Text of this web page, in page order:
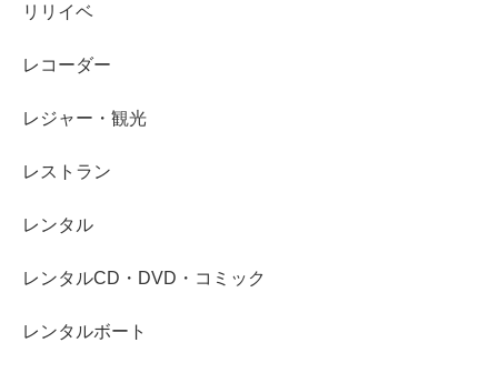
リリイベ
レコーダー
レジャー・観光
レストラン
レンタル
レンタルCD・DVD・コミック
レンタルボート